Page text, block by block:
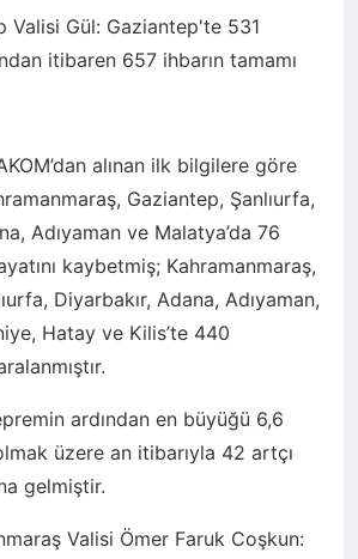
Valisi Gül: Gaziantep'te 531
itibaren 657 ihbarın tamamı
alınan ilk bilgilere göre
Gaziantep, Şanlıurfa,
Adıyaman ve Malatya’da 76
kaybetmiş; Kahramanmaraş,
Diyarbakır, Adana, Adıyaman,
Hatay ve Kilis’te 440
ardından en büyüğü 6,6
üzere an itibarıyla 42 artçı
gelmiştir.
Valisi Ömer Faruk Coşkun: